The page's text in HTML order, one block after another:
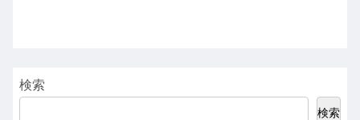
検索
検索